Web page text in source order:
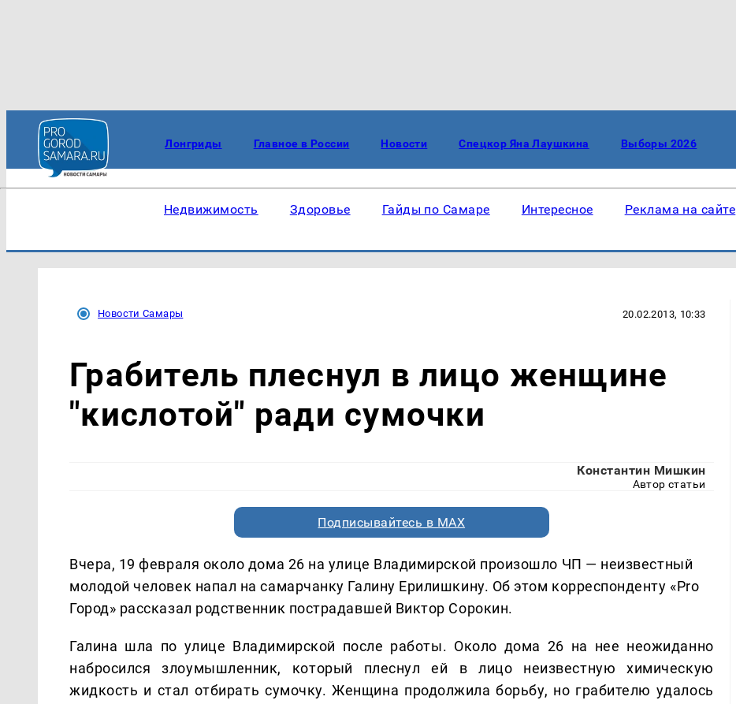
Лонгриды Главное в России Новости Спецкор Яна Лаушкина Выборы 2026
Недвижимость Здоровье Гайды по Самаре Интересное Реклама на сайте
Новости Самары 20.02.2013, 10:33
Грабитель плеснул в лицо женщине
"кислотой" ради сумочки
Константин Мишкин
Автор статьи
Подписывайтесь в MAX
Вчера, 19 февраля около дома 26 на улице Владимирской произошло ЧП — неизвестный
молодой человек напал на самарчанку Галину Ерилишкину. Об этом корреспонденту «Pro
Город» рассказал родственник пострадавшей Виктор Сорокин.
Галина шла по улице Владимирской после работы. Около дома 26 на нее неожиданно
набросился злоумышленник, который плеснул ей в лицо неизвестную химическую
жидкость и стал отбирать сумочку. Женщина продолжила борьбу, но грабителю удалось